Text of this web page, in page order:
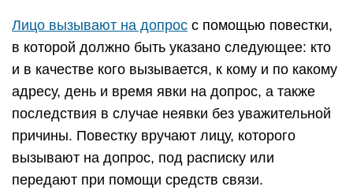
Лицо вызывают на допрос с помощью повестки,
в которой должно быть указано следующее: кто
и в качестве кого вызывается, к кому и по какому
адресу, день и время явки на допрос, а также
последствия в случае неявки без уважительной
причины. Повестку вручают лицу, которого
вызывают на допрос, под расписку или
передают при помощи средств связи.